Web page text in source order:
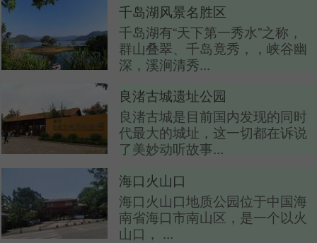
千岛湖风景名胜区
千岛湖有“天下第一秀水”之称，
群山叠翠、千岛竟秀，，峡谷幽
深，溪涧清秀...
良渚古城遗址公园
良渚古城是目前国内发现的同时
代最大的城址，这一切都在诉说
了美妙动听故事...
海口火山口
海口火山口地质公园位于中国海
南省海口市南山区，是一个以火
山口， ...